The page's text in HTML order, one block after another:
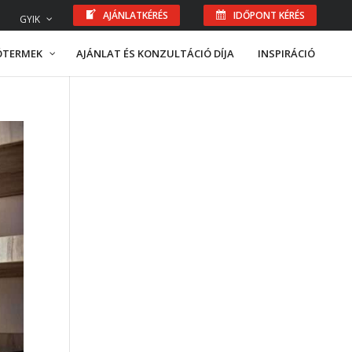
GYIK AJÁNLATKÉRÉS IDŐPONT KÉRÉS
AJÁNLAT ÉS KONZULTÁCIÓ DÍJA INSPIRÁCIÓ